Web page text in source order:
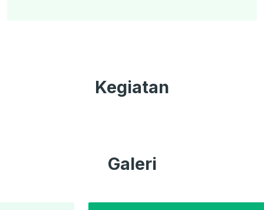
Kegiatan
Galeri